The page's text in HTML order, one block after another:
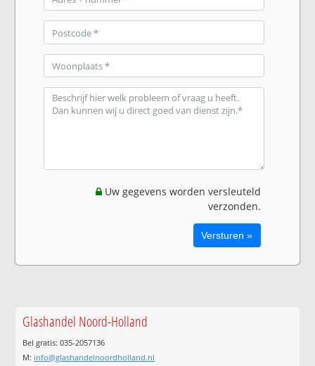
Uw gegevens worden versleuteld
verzonden.
Glashandel Noord-Holland
Bel gratis: 035-2057136
M: info@glashandelnoordholland.nl